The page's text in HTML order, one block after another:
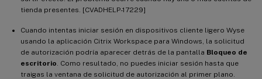
tienda presentes. [CVADHELP-17229]
Cuando intentas iniciar sesión en dispositivos cliente ligero Wyse
usando la aplicación Citrix Workspace para Windows, la solicitud
de autorización podría aparecer detrás de la pantalla Bloqueo de
escritorio . Como resultado, no puedes iniciar sesión hasta que
traigas la ventana de solicitud de autorización al primer plano.